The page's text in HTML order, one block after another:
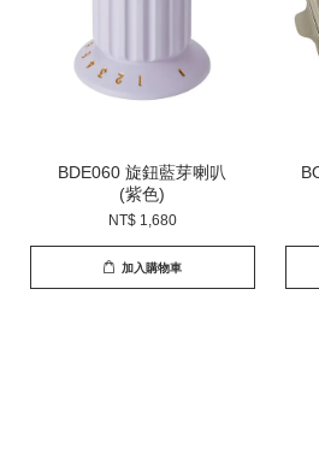
BDE060 旋鈕藍芽喇叭
(紫色)
NT$ 1,680
加入購物車